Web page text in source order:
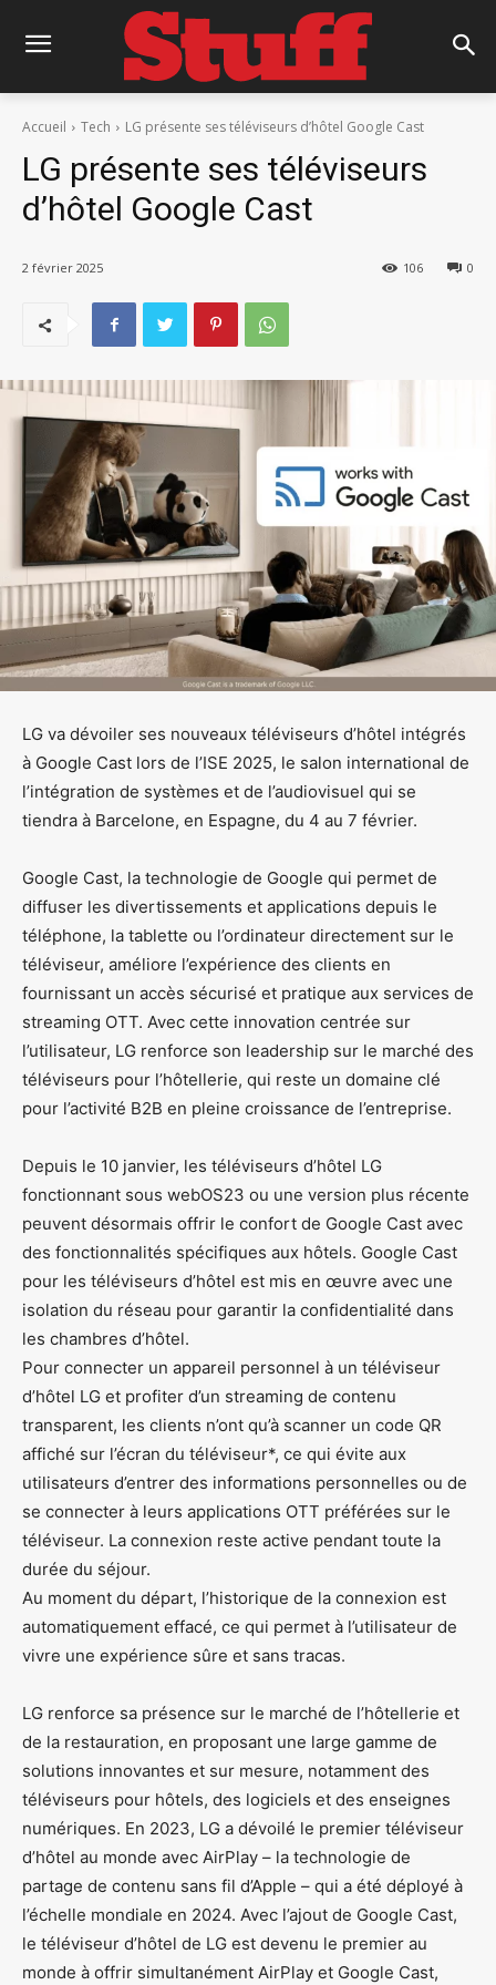
Accueil Tech LG présente ses téléviseurs d’hôtel Google Cast
LG présente ses téléviseurs
d’hôtel Google Cast
2 février 2025 0
106
LG va dévoiler ses nouveaux téléviseurs d’hôtel intégrés
à Google Cast lors de l’ISE 2025, le salon international de
l’intégration de systèmes et de l’audiovisuel qui se
tiendra à Barcelone, en Espagne, du 4 au 7 février.
Google Cast, la technologie de Google qui permet de
diffuser les divertissements et applications depuis le
téléphone, la tablette ou l’ordinateur directement sur le
téléviseur, améliore l’expérience des clients en
fournissant un accès sécurisé et pratique aux services de
streaming OTT. Avec cette innovation centrée sur
l’utilisateur, LG renforce son leadership sur le marché des
téléviseurs pour l’hôtellerie, qui reste un domaine clé
pour l’activité B2B en pleine croissance de l’entreprise.
Depuis le 10 janvier, les téléviseurs d’hôtel LG
fonctionnant sous webOS23 ou une version plus récente
peuvent désormais offrir le confort de Google Cast avec
des fonctionnalités spécifiques aux hôtels. Google Cast
pour les téléviseurs d’hôtel est mis en œuvre avec une
isolation du réseau pour garantir la confidentialité dans
les chambres d’hôtel.
Pour connecter un appareil personnel à un téléviseur
d’hôtel LG et profiter d’un streaming de contenu
transparent, les clients n’ont qu’à scanner un code QR
affiché sur l’écran du téléviseur*, ce qui évite aux
utilisateurs d’entrer des informations personnelles ou de
se connecter à leurs applications OTT préférées sur le
téléviseur. La connexion reste active pendant toute la
durée du séjour.
Au moment du départ, l’historique de la connexion est
automatiquement effacé, ce qui permet à l’utilisateur de
vivre une expérience sûre et sans tracas.
LG renforce sa présence sur le marché de l’hôtellerie et
de la restauration, en proposant une large gamme de
solutions innovantes et sur mesure, notamment des
téléviseurs pour hôtels, des logiciels et des enseignes
numériques. En 2023, LG a dévoilé le premier téléviseur
d’hôtel au monde avec AirPlay – la technologie de
partage de contenu sans fil d’Apple – qui a été déployé à
l’échelle mondiale en 2024. Avec l’ajout de Google Cast,
le téléviseur d’hôtel de LG est devenu le premier au
monde à offrir simultanément AirPlay et Google Cast,